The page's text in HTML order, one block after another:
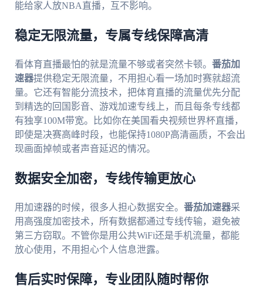
能给家人放NBA直播，互不影响。
稳定无限流量，专属专线保障高清
看体育直播最怕的就是流量不够或者突然卡顿。 番茄加
速器提供稳定无限流量，不用担心看一场加时赛就超流
量。它还有智能分流技术，把体育直播的流量优先分配
到精选的回国影音、游戏加速专线上，而且每条专线都
有独享100M带宽。比如你在美国看央视频世界杯直播，
即使是决赛高峰时段，也能保持1080P高清画质，不会出
现画面掉帧或者声音延迟的情况。
数据安全加密，专线传输更放心
用加速器的时候，很多人担心数据安全。 番茄加速器采
用高强度加密技术，所有数据都通过专线传输，避免被
第三方窃取。不管你是用公共WiFi还是手机流量，都能
放心使用，不用担心个人信息泄露。
售后实时保障，专业团队随时帮你